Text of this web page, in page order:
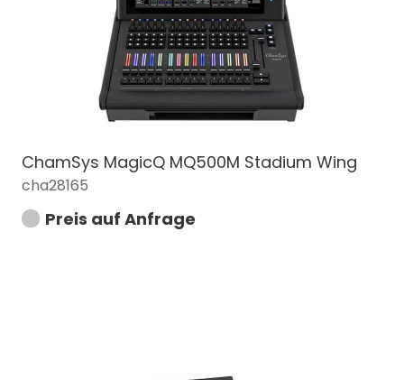
ChamSys MagicQ MQ500M Stadium Wing
cha28165
Preis auf Anfrage